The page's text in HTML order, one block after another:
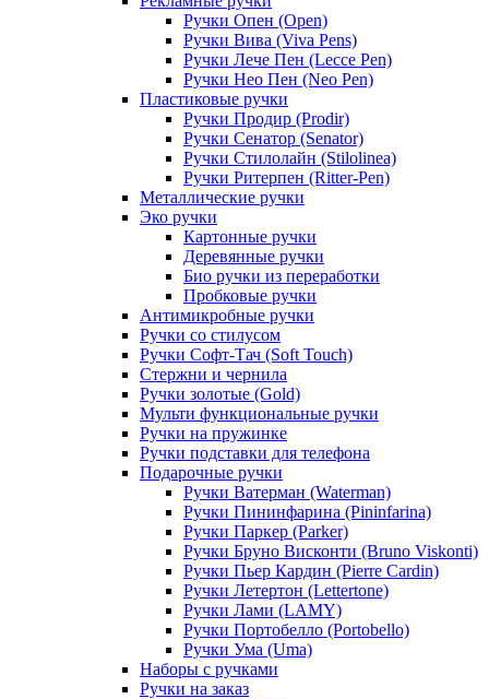
Ручки Опен (Open)
Ручки Вива (Viva Pens)
Ручки Лече Пен (Lecce Pen)
Ручки Нео Пен (Neo Pen)
Пластиковые ручки
Ручки Продир (Prodir)
Ручки Сенатор (Senator)
Ручки Стилолайн (Stilolinea)
Ручки Ритерпен (Ritter-Pen)
Металлические ручки
Эко ручки
Картонные ручки
Деревянные ручки
Био ручки из переработки
Пробковые ручки
Антимикробные ручки
Ручки со стилусом
Ручки Софт-Тач (Soft Touch)
Стержни и чернила
Ручки золотые (Gold)
Мульти функциональные ручки
Ручки на пружинке
Ручки подставки для телефона
Подарочные ручки
Ручки Ватерман (Waterman)
Ручки Пининфарина (Pininfarina)
Ручки Паркер (Parker)
Ручки Бруно Висконти (Bruno Viskonti)
Ручки Пьер Кардин (Pierre Cardin)
Ручки Летертон (Lettertone)
Ручки Лами (LAMY)
Ручки Портобелло (Portobello)
Ручки Ума (Uma)
Наборы с ручками
Ручки на заказ